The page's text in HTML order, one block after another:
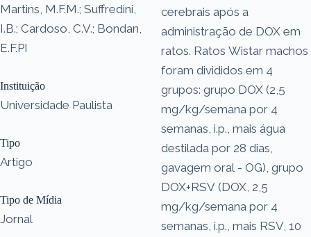
Martins, M.F.M.; Suffredini,
I.B.; Cardoso, C.V.; Bondan,
E.F.PI
Instituição
Universidade Paulista
Tipo
Artigo
Tipo de Mídia
Jornal
cerebrais após a
administração de DOX em
ratos. Ratos Wistar machos
foram divididos em 4
grupos: grupo DOX (2,5
mg/kg/semana por 4
semanas, i.p., mais água
destilada por 28 dias,
gavagem oral - OG), grupo
DOX+RSV (DOX, 2,5
mg/kg/semana por 4
semanas, i.p., mais RSV, 10